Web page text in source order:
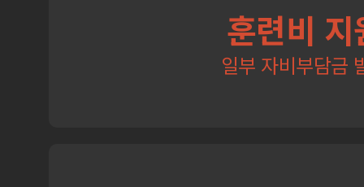
훈련비 지
일부 자비부담금